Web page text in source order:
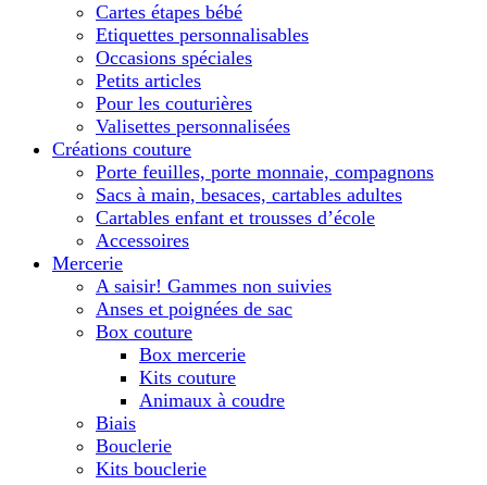
Cartes étapes bébé
Etiquettes personnalisables
Occasions spéciales
Petits articles
Pour les couturières
Valisettes personnalisées
Créations couture
Porte feuilles, porte monnaie, compagnons
Sacs à main, besaces, cartables adultes
Cartables enfant et trousses d’école
Accessoires
Mercerie
A saisir! Gammes non suivies
Anses et poignées de sac
Box couture
Box mercerie
Kits couture
Animaux à coudre
Biais
Bouclerie
Kits bouclerie